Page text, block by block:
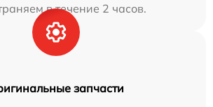
в течение 2 часов.
запчасти